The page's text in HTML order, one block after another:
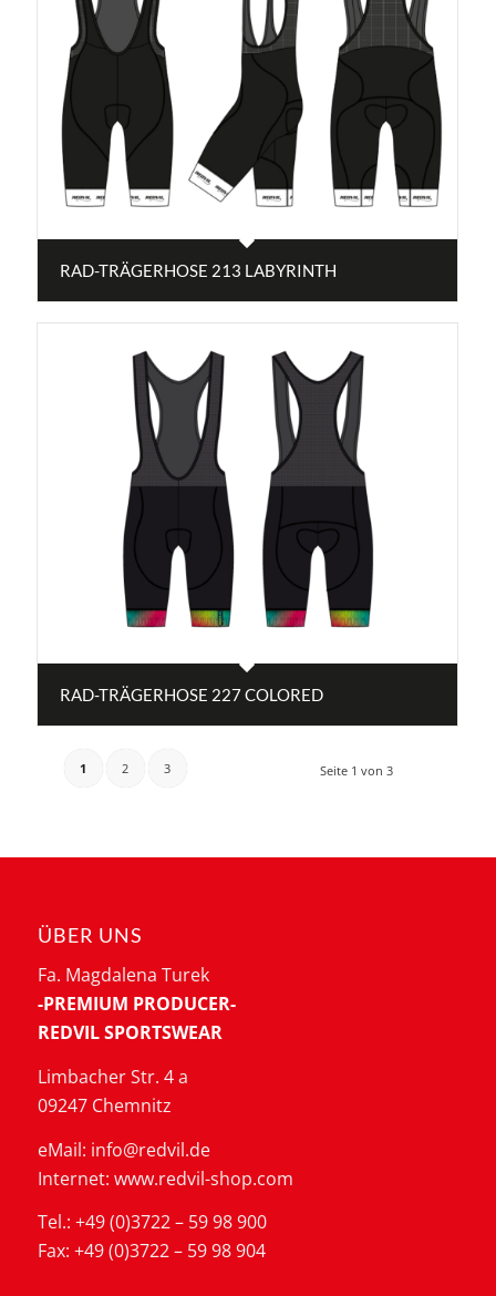
RAD-TRÄGERHOSE 213 LABYRINTH
RAD-TRÄGERHOSE 227 COLORED
Seite 1 von 3
1 2 3
ÜBER UNS
Fa. Magdalena Turek
-PREMIUM PRODUCER-
REDVIL SPORTSWEAR
Limbacher Str. 4 a
09247 Chemnitz
eMail: info@redvil.de
Internet: www.redvil-shop.com
Tel.: +49 (0)3722 – 59 98 900
Fax: +49 (0)3722 – 59 98 904